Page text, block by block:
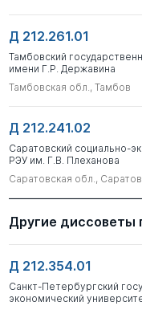
Д 212.261.01
Тамбовский
имени Г.Р. Державина
Тамбовская обл., Тамбов
Д 212.241.02
Саратовский социально-
РЭУ им. Г.В. Плеханова
Саратовская обл., Саратов
Другие диссоветы
Д 212.354.01
Санкт-Петербургский
экономический